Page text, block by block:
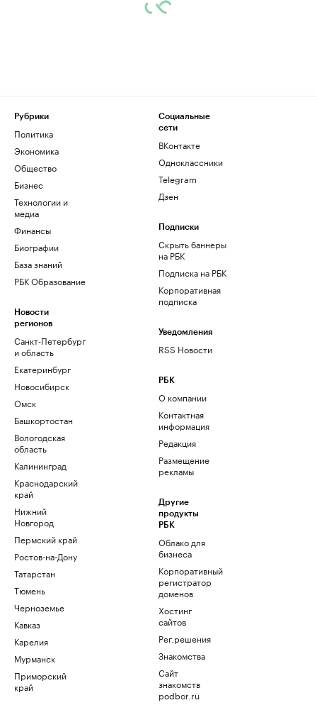
Рубрики
Политика
Экономика
Общество
Бизнес
Технологии и
медиа
Финансы
Биографии
База знаний
РБК Образование
Новости
регионов
Санкт-Петербург
и область
Екатеринбург
Новосибирск
Омск
Башкортостан
Вологодская
область
Калининград
Краснодарский
край
Нижний
Новгород
Пермский край
Ростов-на-Дону
Татарстан
Тюмень
Черноземье
Кавказ
Карелия
Мурманск
Приморский
край
Социальные
сети
ВКонтакте
Одноклассники
Telegram
Дзен
Подписки
Скрыть баннеры
на РБК
Подписка на РБК
Корпоративная
подписка
Уведомления
RSS Новости
РБК
О компании
Контактная
информация
Редакция
Размещение
рекламы
Другие
продукты
РБК
Облако для
бизнеса
Корпоративный
регистратор
доменов
Хостинг
сайтов
Рег.решения
Знакомства
Сайт
знакомств
podbor.ru